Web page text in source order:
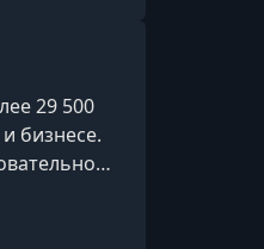
29 500
бизнесе.
в найме